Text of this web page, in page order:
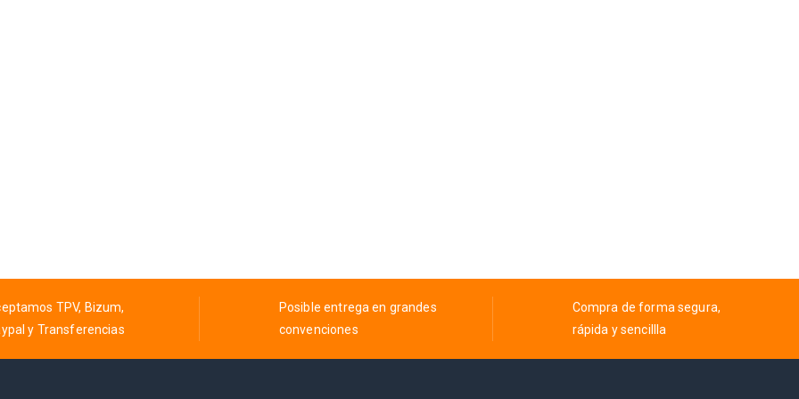
TPV, Bizum,
y Transferencias
Posible entrega en grandes
convenciones
Compra de forma segura,
rápida y sencillla